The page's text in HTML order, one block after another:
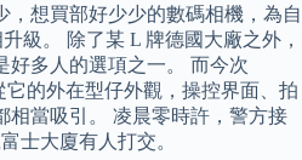
，想買部好少少的數碼相機，為自
級。 除了某 L 牌德國大廠之外，
好多人的選項之一。 而今次
的外在型仔外觀，操控界面、拍
相當吸引。 凌晨零時許，警方接
士大廈有人打交。